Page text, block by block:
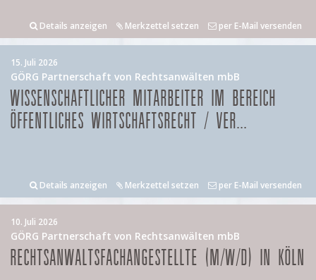
Details anzeigen Merkzettel setzen per E-Mail versenden
15. Juli 2026
GÖRG Partnerschaft von Rechtsanwälten mbB
WISSENSCHAFTLICHER MITARBEITER IM BEREICH
ÖFFENTLICHES WIRTSCHAFTSRECHT / VER...
Details anzeigen Merkzettel setzen per E-Mail versenden
10. Juli 2026
GÖRG Partnerschaft von Rechtsanwälten mbB
RECHTSANWALTSFACHANGESTELLTE (M/W/D) IN KÖLN